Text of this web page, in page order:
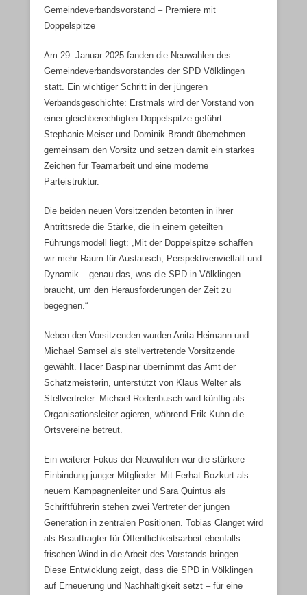
Gemeindeverbandsvorstand – Premiere mit
Doppelspitze
Am 29. Januar 2025 fanden die Neuwahlen des
Gemeindeverbandsvorstandes der SPD Völklingen
statt. Ein wichtiger Schritt in der jüngeren
Verbandsgeschichte: Erstmals wird der Vorstand von
einer gleichberechtigten Doppelspitze geführt.
Stephanie Meiser und Dominik Brandt übernehmen
gemeinsam den Vorsitz und setzen damit ein starkes
Zeichen für Teamarbeit und eine moderne
Parteistruktur.
Die beiden neuen Vorsitzenden betonten in ihrer
Antrittsrede die Stärke, die in einem geteilten
Führungsmodell liegt: „Mit der Doppelspitze schaffen
wir mehr Raum für Austausch, Perspektivenvielfalt und
Dynamik – genau das, was die SPD in Völklingen
braucht, um den Herausforderungen der Zeit zu
begegnen.“
Neben den Vorsitzenden wurden Anita Heimann und
Michael Samsel als stellvertretende Vorsitzende
gewählt. Hacer Baspinar übernimmt das Amt der
Schatzmeisterin, unterstützt von Klaus Welter als
Stellvertreter. Michael Rodenbusch wird künftig als
Organisationsleiter agieren, während Erik Kuhn die
Ortsvereine betreut.
Ein weiterer Fokus der Neuwahlen war die stärkere
Einbindung junger Mitglieder. Mit Ferhat Bozkurt als
neuem Kampagnenleiter und Sara Quintus als
Schriftführerin stehen zwei Vertreter der jungen
Generation in zentralen Positionen. Tobias Clanget wird
als Beauftragter für Öffentlichkeitsarbeit ebenfalls
frischen Wind in die Arbeit des Vorstands bringen.
Diese Entwicklung zeigt, dass die SPD in Völklingen
auf Erneuerung und Nachhaltigkeit setzt – für eine